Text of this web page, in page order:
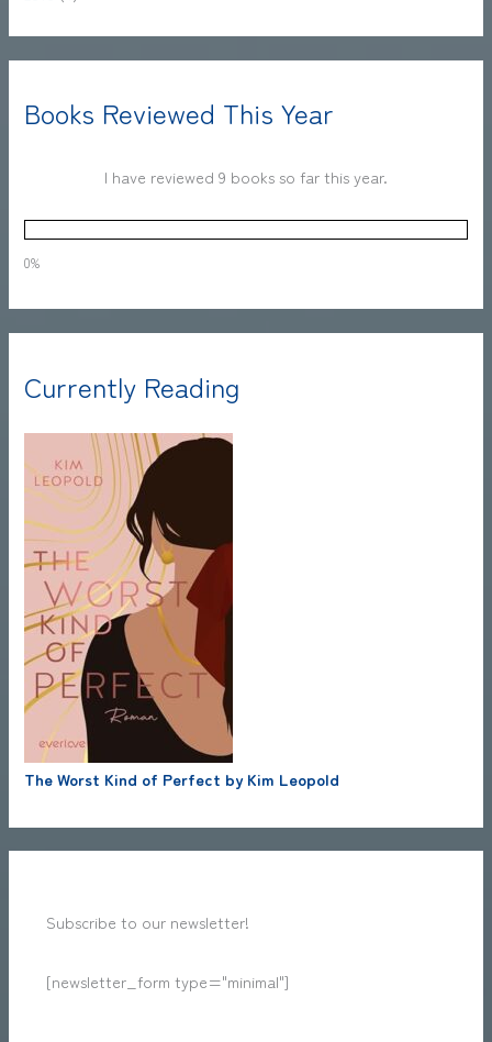
Books Reviewed This Year
I have reviewed 9 books so far this year.
0%
Currently Reading
The Worst Kind of Perfect by Kim Leopold
Subscribe to our newsletter!
[newsletter_form type="minimal"]